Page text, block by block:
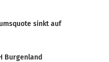
sinkt auf
Burgenland